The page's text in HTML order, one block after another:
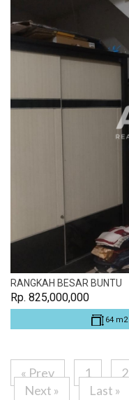
RANGKAH BESAR BUNTU
Rp. 825,000,000
64 m2
« Prev 1 2
Next »
Last »